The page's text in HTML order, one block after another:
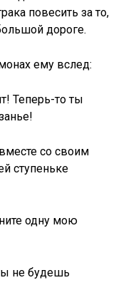
повесить за то,
дороге.
ему вслед:
Теперь-то ты
со своим
ступеньке
одну мою
не будешь